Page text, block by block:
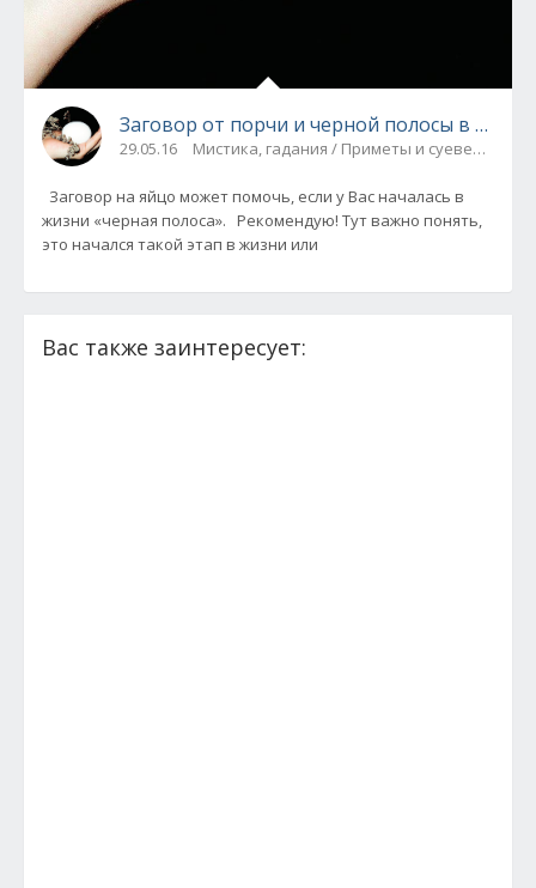
Заговор от порчи и черной полосы в
29.05.16 Мистика, гадания / Приметы и суеверия
Заговор на яйцо может помочь, если у Вас началась в
жизни «черная полоса». Рекомендую! Тут важно понять,
это начался такой этап в жизни или
Вас также заинтересует: